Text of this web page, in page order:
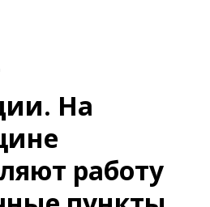
На
работу